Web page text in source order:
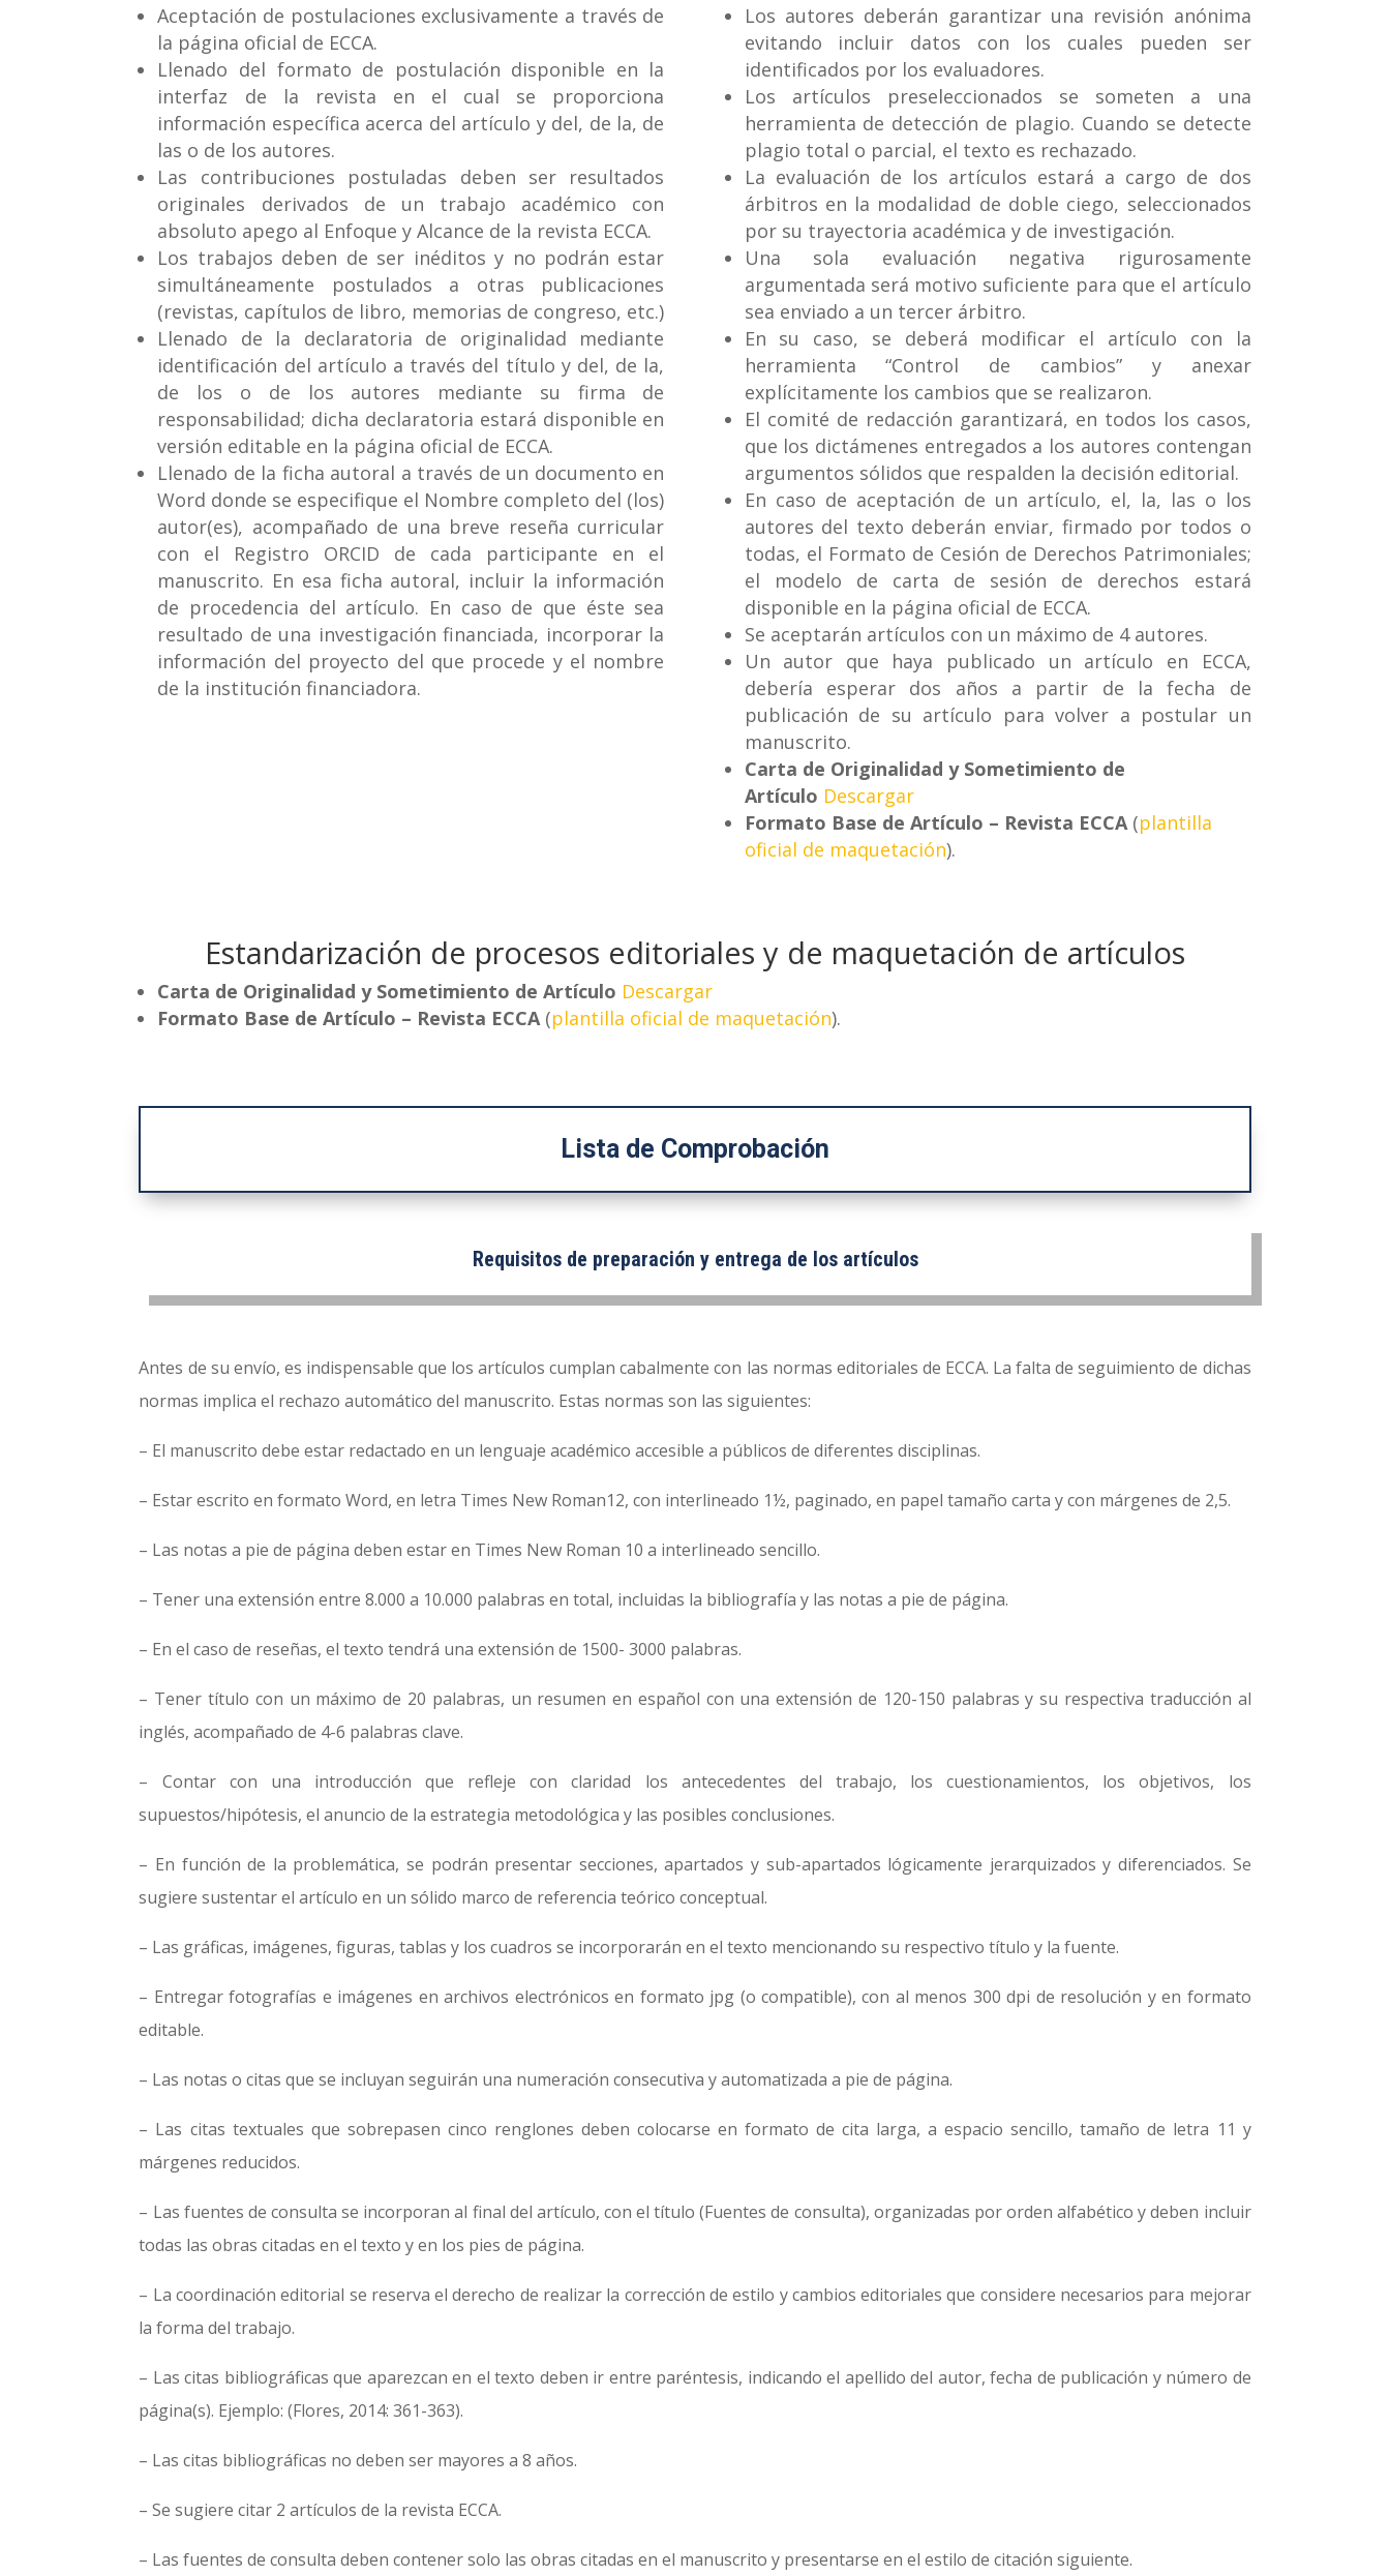
Aceptación de postulaciones exclusivamente a través de
la página oficial de ECCA.
Llenado del formato de postulación disponible en la
interfaz de la revista en el cual se proporciona
información específica acerca del artículo y del, de la, de
las o de los autores.
Las contribuciones postuladas deben ser resultados
originales derivados de un trabajo académico con
absoluto apego al Enfoque y Alcance de la revista ECCA.
Los trabajos deben de ser inéditos y no podrán estar
simultáneamente postulados a otras publicaciones
(revistas, capítulos de libro, memorias de congreso, etc.)
Llenado de la declaratoria de originalidad mediante
identificación del artículo a través del título y del, de la,
de los o de los autores mediante su firma de
responsabilidad; dicha declaratoria estará disponible en
versión editable en la página oficial de ECCA.
Llenado de la ficha autoral a través de un documento en
Word donde se especifique el Nombre completo del (los)
autor(es), acompañado de una breve reseña curricular
con el Registro ORCID de cada participante en el
manuscrito. En esa ficha autoral, incluir la información
de procedencia del artículo. En caso de que éste sea
resultado de una investigación financiada, incorporar la
información del proyecto del que procede y el nombre
de la institución financiadora.
Los autores deberán garantizar una revisión anónima
evitando incluir datos con los cuales pueden ser
identificados por los evaluadores.
Los artículos preseleccionados se someten a una
herramienta de detección de plagio. Cuando se detecte
plagio total o parcial, el texto es rechazado.
La evaluación de los artículos estará a cargo de dos
árbitros en la modalidad de doble ciego, seleccionados
por su trayectoria académica y de investigación.
Una sola evaluación negativa rigurosamente
argumentada será motivo suficiente para que el artículo
sea enviado a un tercer árbitro.
En su caso, se deberá modificar el artículo con la
herramienta “Control de cambios” y anexar
explícitamente los cambios que se realizaron.
El comité de redacción garantizará, en todos los casos,
que los dictámenes entregados a los autores contengan
argumentos sólidos que respalden la decisión editorial.
En caso de aceptación de un artículo, el, la, las o los
autores del texto deberán enviar, firmado por todos o
todas, el Formato de Cesión de Derechos Patrimoniales;
el modelo de carta de sesión de derechos estará
disponible en la página oficial de ECCA.
Se aceptarán artículos con un máximo de 4 autores.
Un autor que haya publicado un artículo en ECCA,
debería esperar dos años a partir de la fecha de
publicación de su artículo para volver a postular un
manuscrito.
Carta de Originalidad y Sometimiento de
Artículo Descargar
Formato Base de Artículo – Revista ECCA(plantilla
oficial de maquetación).
Estandarización de procesos editoriales y de maquetación de artículos
Carta de Originalidad y Sometimiento de Artículo Descargar
Formato Base de Artículo – Revista ECCA(plantilla oficial de maquetación).
Lista de Comprobación
Requisitos de preparación y entrega de los artículos
Antes de su envío, es indispensable que los artículos cumplan cabalmente con las normas editoriales de ECCA. La falta de seguimiento de dichas
normas implica el rechazo automático del manuscrito. Estas normas son las siguientes:
– El manuscrito debe estar redactado en un lenguaje académico accesible a públicos de diferentes disciplinas.
– Estar escrito en formato Word, en letra Times New Roman12, con interlineado 1½, paginado, en papel tamaño carta y con márgenes de 2,5.
– Las notas a pie de página deben estar en Times New Roman 10 a interlineado sencillo.
– Tener una extensión entre 8.000 a 10.000 palabras en total, incluidas la bibliografía y las notas a pie de página.
– En el caso de reseñas, el texto tendrá una extensión de 1500- 3000 palabras.
– Tener título con un máximo de 20 palabras, un resumen en español con una extensión de 120-150 palabras y su respectiva traducción al
inglés, acompañado de 4-6 palabras clave.
– Contar con una introducción que refleje con claridad los antecedentes del trabajo, los cuestionamientos, los objetivos, los
supuestos/hipótesis, el anuncio de la estrategia metodológica y las posibles conclusiones.
– En función de la problemática, se podrán presentar secciones, apartados y sub-apartados lógicamente jerarquizados y diferenciados. Se
sugiere sustentar el artículo en un sólido marco de referencia teórico conceptual.
– Las gráficas, imágenes, figuras, tablas y los cuadros se incorporarán en el texto mencionando su respectivo título y la fuente.
– Entregar fotografías e imágenes en archivos electrónicos en formato jpg (o compatible), con al menos 300 dpi de resolución y en formato
editable.
– Las notas o citas que se incluyan seguirán una numeración consecutiva y automatizada a pie de página.
– Las citas textuales que sobrepasen cinco renglones deben colocarse en formato de cita larga, a espacio sencillo, tamaño de letra 11 y
márgenes reducidos.
– Las fuentes de consulta se incorporan al final del artículo, con el título (Fuentes de consulta), organizadas por orden alfabético y deben incluir
todas las obras citadas en el texto y en los pies de página.
– La coordinación editorial se reserva el derecho de realizar la corrección de estilo y cambios editoriales que considere necesarios para mejorar
la forma del trabajo.
– Las citas bibliográficas que aparezcan en el texto deben ir entre paréntesis, indicando el apellido del autor, fecha de publicación y número de
página(s). Ejemplo: (Flores, 2014: 361-363).
– Las citas bibliográficas no deben ser mayores a 8 años.
– Se sugiere citar 2 artículos de la revista ECCA.
– Las fuentes de consulta deben contener solo las obras citadas en el manuscrito y presentarse en el estilo de citación siguiente.